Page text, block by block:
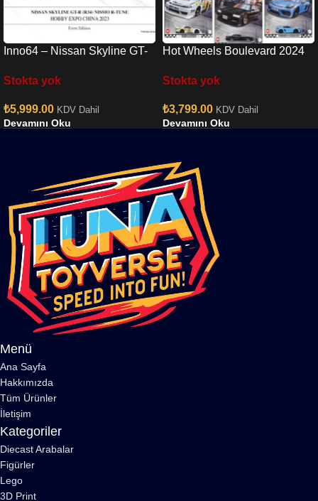
Inno64 – Nissan Skyline GT-
3 Cars Set
Stokta yok
₺5,999.00 KDV Dahil
Devamını Oku
Hot Wheels Boulevard 2024
Stokta yok
₺3,799.00 KDV Dahil
Devamını Oku
Menü
Ana Sayfa
Hakkımızda
Tüm Ürünler
İletişim
Kategoriler
Diecast Arabalar
Figürler
Lego
3D Print